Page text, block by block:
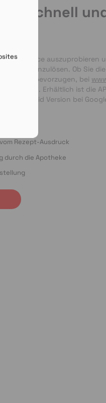
schnell
Service auszuprobieren
bequem einzulösen. Ob Sie
per Foto bevorzugen, bei
Händen. Erhältlich ist die
als Android Version bei
Rezept-Ausdruck
durch die Apotheke